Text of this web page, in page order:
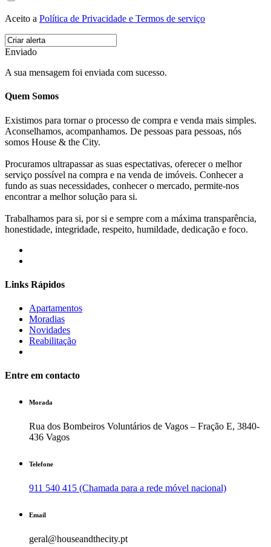
Aceito a Política de Privacidade e Termos de serviço
Enviado
A sua mensagem foi enviada com sucesso.
Quem Somos
Existimos para tornar o processo de compra e venda mais simples.
Aconselhamos, acompanhamos. De pessoas para pessoas, nós
somos House & the City.
Procuramos ultrapassar as suas espectativas, oferecer o melhor
serviço possível na compra e na venda de imóveis. Conhecer a
fundo as suas necessidades, conhecer o mercado, permite-nos
encontrar a melhor solução para si.
Trabalhamos para si, por si e sempre com a máxima transparência,
honestidade, integridade, respeito, humildade, dedicação e foco.
Links Rápidos
Apartamentos
Moradias
Novidades
Reabilitação
Entre em contacto
Morada
Rua dos Bombeiros Voluntários de Vagos – Fração E, 3840-
436 Vagos
Telefone
911 540 415 (Chamada para a rede móvel nacional)
Email
geral@houseandthecity.pt